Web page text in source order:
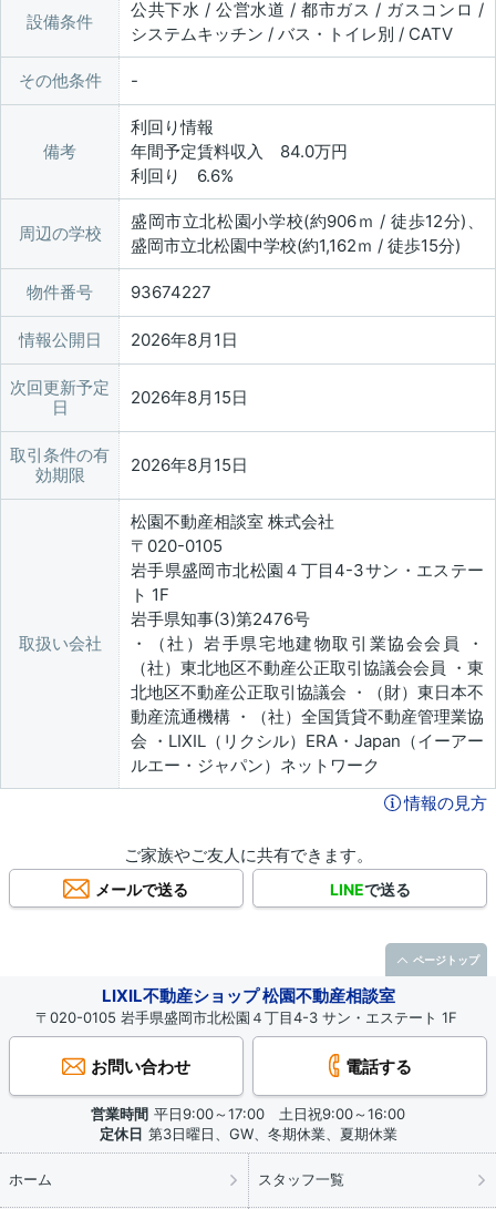
設備条件
公共下水 / 公営水道 / 都市ガス / ガスコンロ /
システムキッチン / バス・トイレ別 / CATV
その他条件
備考
利回り情報
年間予定賃料収入 84.0万円
利回り 6.6%
周辺の学校
盛岡市立北松園小学校(約906ｍ / 徒歩12分)、
盛岡市立北松園中学校(約1,162ｍ / 徒歩15分)
物件番号 93674227
情報公開日 2026年8月1日
次回更新予定
日
2026年8月15日
取引条件の有
効期限
2026年8月15日
取扱い会社
松園不動産相談室 株式会社
〒020-0105
岩手県盛岡市北松園４丁目4-3サン・エステー
ト 1F
岩手県知事(3)第2476号
・（社）岩手県宅地建物取引業協会会員 ・
（社）東北地区不動産公正取引協議会会員 ・東
北地区不動産公正取引協議会 ・（財）東日本不
動産流通機構 ・（社）全国賃貸不動産管理業協
会 ・LIXIL（リクシル）ERA・Japan（イーアー
ルエー・ジャパン）ネットワーク
情報の見方
ご家族やご友人に共有できます。
メールで送る LINEで送る
LIXIL不動産ショップ 松園不動産相談室
〒020-0105 岩手県盛岡市北松園４丁目4-3 サン・エステート 1F
お問い合わせ 電話する
営業時間 平日9:00～17:00 土日祝9:00～16:00
定休日 第3日曜日、GW、冬期休業、夏期休業
ホーム スタッフ一覧
ページトップ